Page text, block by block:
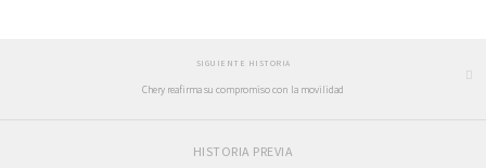
SIGUIENTE HISTORIA
Chery reafirma su compromiso con la movilidad
HISTORIA PREVIA